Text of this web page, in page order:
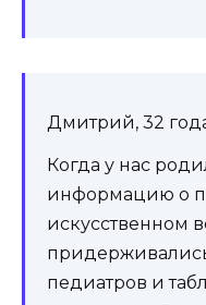
Дмитрий, 32
Когда у нас
информацию о
искусственном
педиатров и